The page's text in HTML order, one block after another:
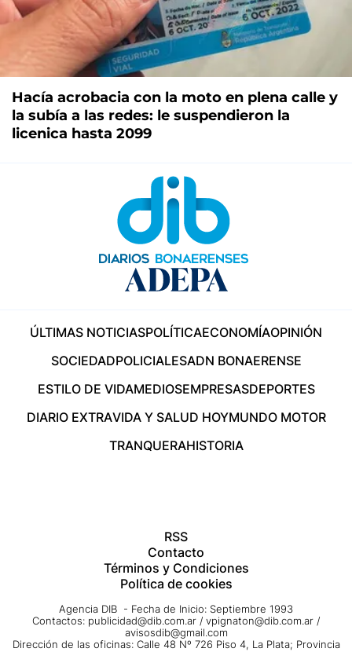
Hacía acrobacia con la moto en plena calle y
la subía a las redes: le suspendieron la
licenica hasta 2099
ÚLTIMAS NOTICIASPOLÍTICAECONOMÍAOPINIÓN
SOCIEDADPOLICIALESADN BONAERENSE
ESTILO DE VIDAMEDIOSEMPRESASDEPORTES
DIARIO EXTRAVIDA Y SALUD HOYMUNDO MOTOR
TRANQUERAHISTORIA
RSS
Contacto
Términos y Condiciones
Política de cookies
Agencia DIB - Fecha de Inicio: Septiembre 1993
Contactos: publicidad@dib.com.ar / vpignaton@dib.com.ar /
avisosdib@gmail.com
Dirección de las oficinas: Calle 48 Nº 726 Piso 4, La Plata; Provincia